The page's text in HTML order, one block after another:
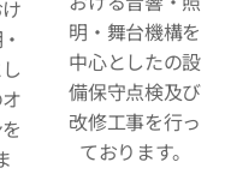
明・舞台機構を
中心としたの設
備保守点検及び
改修工事を行っ
ております。